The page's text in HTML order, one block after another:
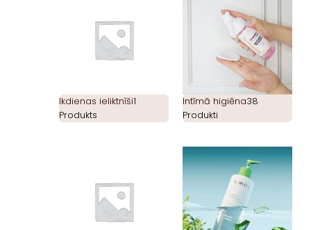
Ikdienas ieliktnīši1
Produkts
Intīmā higiēna38
Produkti